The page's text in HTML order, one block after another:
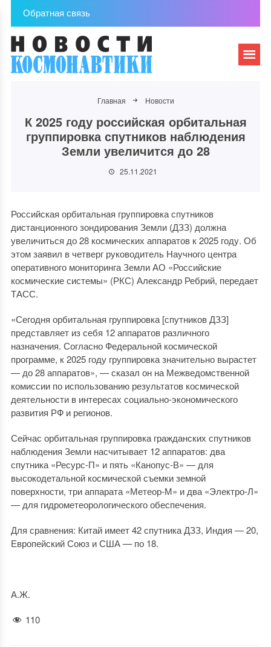
Обратная связь
Главная Новости
К 2025 году российская орбитальная
группировка спутников наблюдения
Земли увеличится до 28
25.11.2021
Российская орбитальная группировка спутников
дистанционного зондирования Земли (ДЗЗ) должна
увеличиться до 28 космических аппаратов к 2025 году. Об
этом заявил в четверг руководитель Научного центра
оперативного мониторинга Земли АО «Российские
космические системы» (РКС) Александр Ребрий, передает
ТАСС.
«Сегодня орбитальная группировка [спутников ДЗЗ]
представляет из себя 12 аппаратов различного
назначения. Согласно Федеральной космической
программе, к 2025 году группировка значительно вырастет
— до 28 аппаратов», — сказал он на Межведомственной
комиссии по использованию результатов космической
деятельности в интересах социально-экономического
развития РФ и регионов.
Сейчас орбитальная группировка гражданских спутников
наблюдения Земли насчитывает 12 аппаратов: два
спутника «Ресурс-П» и пять «Канопус-В» — для
высокодетальной космической съемки земной
поверхности, три аппарата «Метеор-М» и два «Электро-Л»
— для гидрометеорологического обеспечения.
Для сравнения: Китай имеет 42 спутника ДЗЗ, Индия — 20,
Европейский Союз и США — по 18.
А.Ж.
110